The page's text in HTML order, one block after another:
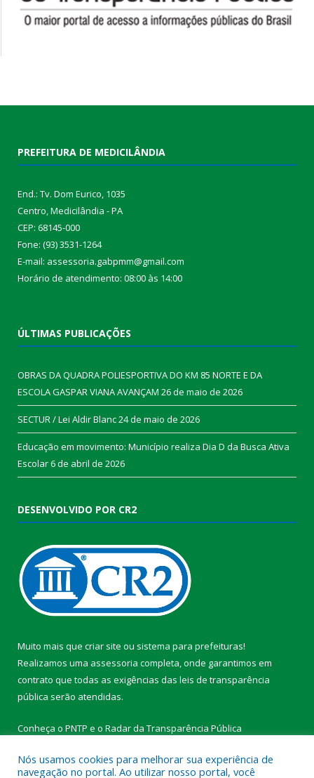
PREFEITURA DE MEDICILÂNDIA
End.: Tv. Dom Eurico, 1035
Centro, Medicilândia - PA
CEP: 68145-000
Fone: (93) 3531-1264
E-mail: assessoria.gabpmm@gmail.com
Horário de atendimento: 08:00 às 14:00
ÚLTIMAS PUBLICAÇÕES
OBRAS DA QUADRA POLIESPORTIVA DO KM 85 NORTE E DA
ESCOLA GASPAR VIANA AVANÇAM 26 de maio de 2026
SECTUR / Lei Aldir Blanc24 de maio de 2026
Educação em movimento: Município realiza Dia D da Busca Ativa
Escolar6 de abril de 2026
DESENVOLVIDO POR CR2
Muito mais que criar site ou sistema para prefeituras!
Realizamos uma assessoria completa, onde garantimos em
contrato que todas as exigências das leis de transparência
pública serão atendidas.
Conheça o PNTP e o Radar da Transparência Pública
Nós usamos cookies para melhorar sua experiência de
navegação no portal. Ao utilizar nosso portal, você